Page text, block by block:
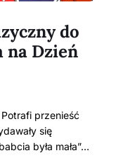
do
na Dzień
przenieść
się
była mała”…